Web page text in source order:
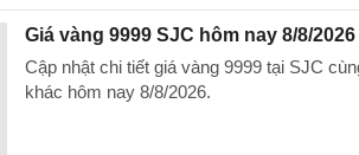
Giá vàng 9999 SJC hôm nay 8/8/
Cập nhật chi tiết giá vàng 9999 tại SJC
khác hôm nay 8/8/2026.